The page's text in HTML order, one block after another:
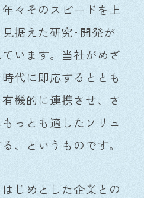
々そのスピードを上
据えた研究･開発が
います。当社がめざ
代に即応するととも
機的に連携させ、さ
っとも適したソリュ
、というものです。
じめとした企業との